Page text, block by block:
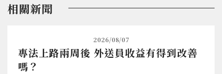
相關新聞
2026/08/07
專法上路兩周後 外送員收益有得到改善
嗎？